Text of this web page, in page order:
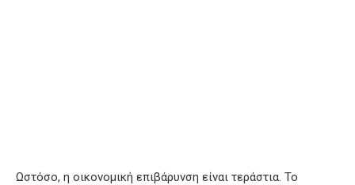
Ωστόσο, η οικονομική επιβάρυνση είναι τεράστια. Το